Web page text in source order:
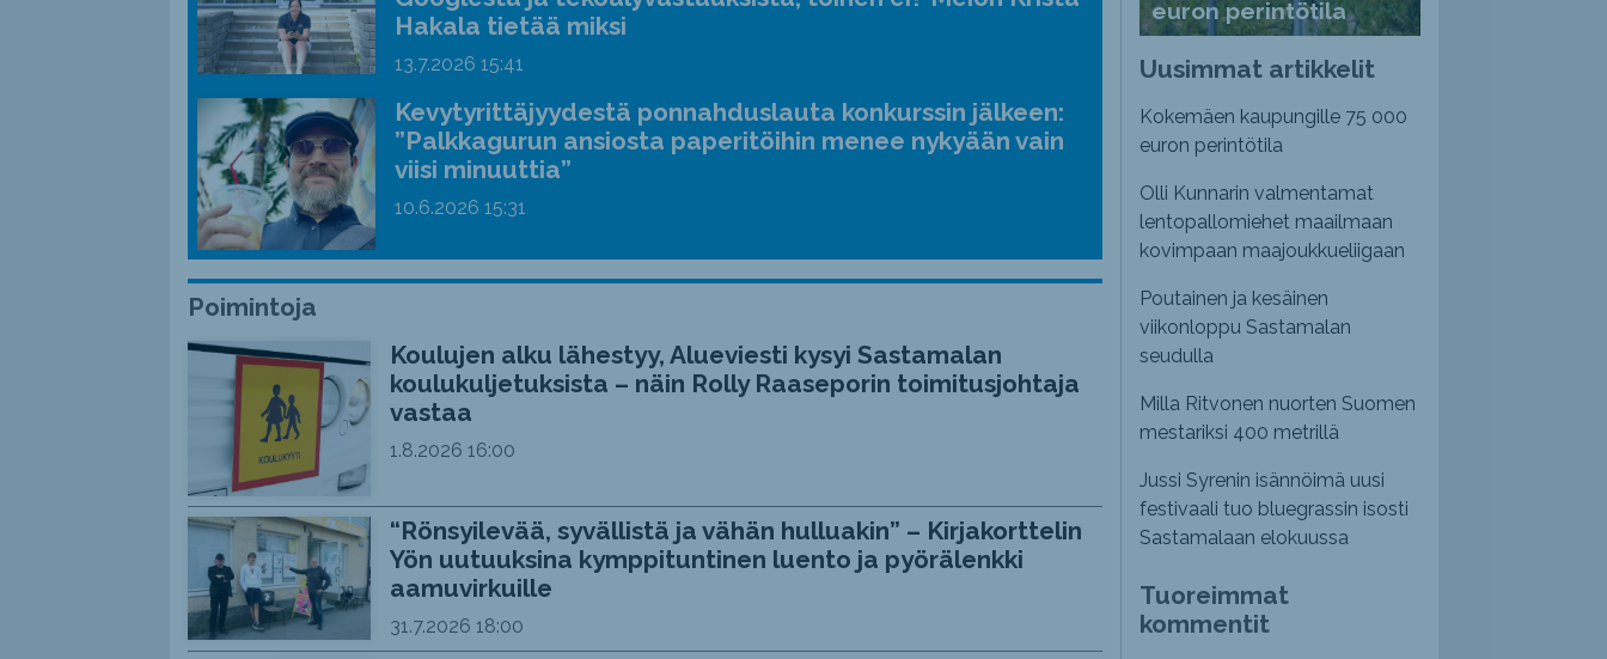
äänenvoimakkuutta
pienemmäksi.
Hakala tietää miksi
13.7.2026 15:41
Kevytyrittäjyydestä ponnahduslauta konkurssin jälkeen:
”Palkkagurun ansiosta paperitöihin menee nykyään vain
viisi minuuttia”
10.6.2026 15:31
Poimintoja
Koulujen alku lähestyy, Alueviesti kysyi Sastamalan
koulukuljetuksista – näin Rolly Raaseporin toimitusjohtaja
vastaa
1.8.2026 16:00
“Rönsyilevää, syvällistä ja vähän hulluakin” – Kirjakorttelin
Yön uutuuksina kymppituntinen luento ja pyörälenkki
aamuvirkuille
31.7.2026 18:00
euron perintötila
Uusimmat artikkelit
Kokemäen kaupungille 75 000
euron perintötila
Olli Kunnarin valmentamat
lentopallomiehet maailmaan
kovimpaan maajoukkueliigaan
Poutainen ja kesäinen
viikonloppu Sastamalan
seudulla
Milla Ritvonen nuorten Suomen
mestariksi 400 metrillä
Jussi Syrenin isännöimä uusi
festivaali tuo bluegrassin isosti
Sastamalaan elokuussa
Tuoreimmat
kommentit